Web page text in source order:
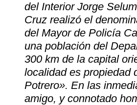
del Interior Jorge
Cruz realizó el
del Mayor de Policía
una población del
300 km de la capital
localidad es propiedad
Potrero». En las
amigo, y connotado